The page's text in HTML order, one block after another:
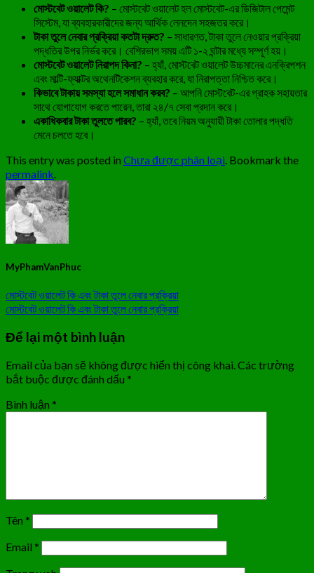
মোস্টবেট ওয়ালেট কি? – মোস্টবেট ওয়ালেট হল মোস্টবেট-এর ডিজিটাল পেমেন্ট
সিস্টেম, যা ব্যবহারকারীদের জন্য আর্থিক লেনদেন সহজতর করে।
টাকা তুলে নেবার প্রক্রিয়া কতটা দ্রুত? – সাধারণত, টাকা তুলে নেওয়ার প্রক্রিয়া
পদ্ধতির উপর নির্ভর করে। বেশিরভাগ সময় এটি ১-২ ঘন্টার মধ্যে সম্পূর্ণ হয়।
মোস্টবেট ওয়ালেট নিরাপদ কিনা? – হ্যাঁ, মোস্টবেট ওয়ালেট উচ্চমানের এনক্রিপশন
এবং মাল্টি-ফ্যাক্টর অথেনটিকেশন ব্যবহার করে, যা নিরাপত্তা নিশ্চিত করে।
কিভাবে টাকায় সমস্যা হলে সমাধান করব? – আপনি মোস্টবেট-এর গ্রাহক সহায়তার
সাথে যোগাযোগ করতে পারেন, তারা ২৪/৭ সেবা প্রদান করে।
একাধিকবার টাকা তুলতে পারব? – হ্যাঁ, তবে নিয়ম অনুযায়ী টাকা তোলার পদ্ধতি
মেনে চলতে হবে।
This entry was posted in Chưa được phân loại . Bookmark the
permalink
MyPhamVanPhuc
মোস্টবেট ওয়ালেট কি এবং টাকা তুলে নেবার প্রক্রিয়া
মোস্টবেট ওয়ালেট কি এবং টাকা তুলে নেবার প্রক্রিয়া
Để lại một bình luận
Email của bạn sẽ không được hiển thị công khai.Các trường
bắt buộc được đánh dấu *
Bình luận *
Tên *
Email *